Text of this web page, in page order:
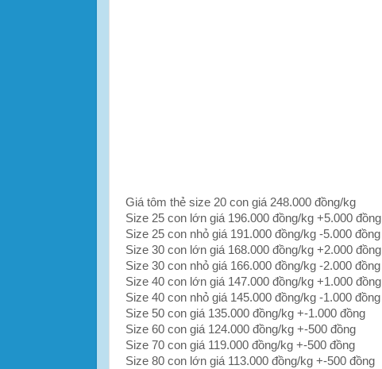
Giá tôm thẻ size 20 con giá 248.000 đồng/kg
Size 25 con lớn giá 196.000 đồng/kg +5.000 đồng
Size 25 con nhỏ giá 191.000 đồng/kg -5.000 đồng
Size 30 con lớn giá 168.000 đồng/kg +2.000 đồng
Size 30 con nhỏ giá 166.000 đồng/kg -2.000 đồng
Size 40 con lớn giá 147.000 đồng/kg +1.000 đồng
Size 40 con nhỏ giá 145.000 đồng/kg -1.000 đồng
Size 50 con giá 135.000 đồng/kg +-1.000 đồng
Size 60 con giá 124.000 đồng/kg +-500 đồng
Size 70 con giá 119.000 đồng/kg +-500 đồng
Size 80 con lớn giá 113.000 đồng/kg +-500 đồng